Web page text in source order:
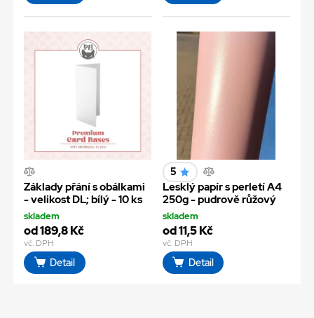
Základy přání s obálkami
- velikost DL; bílý - 10 ks
skladem
od 189,8 Kč
vč. DPH
Detail
5
Lesklý papír s perletí A4
250g - pudrově růžový
skladem
od 11,5 Kč
vč. DPH
Detail